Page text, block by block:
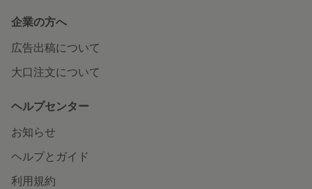
企業の方へ
広告出稿について
大口注文について
ヘルプセンター
お知らせ
ヘルプとガイド
利用規約